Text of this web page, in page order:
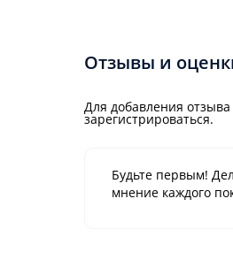
Отзывы и
Для добавления
зарегистрироваться.
Будьте первым!
мнение каждого